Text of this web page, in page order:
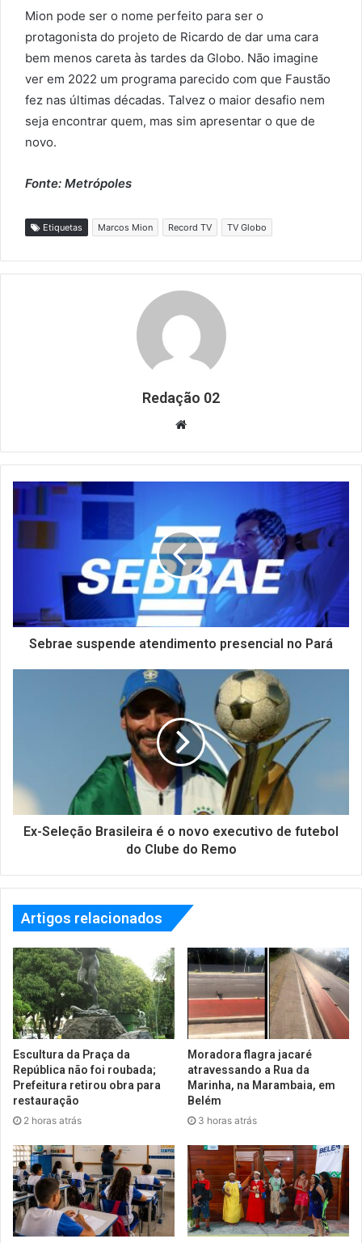
Mion pode ser o nome perfeito para ser o
protagonista do projeto de Ricardo de dar uma cara
bem menos careta às tardes da Globo. Não imagine
ver em 2022 um programa parecido com que Faustão
fez nas últimas décadas. Talvez o maior desafio nem
seja encontrar quem, mas sim apresentar o que de
novo.
Fonte: Metrópoles
Etiquetas Marcos Mion Record TV TV Globo
Redação 02
Website
Sebrae suspende atendimento presencial no Pará
Ex-Seleção Brasileira é o novo executivo de futebol
do Clube do Remo
Artigos relacionados
Escultura da Praça da
República não foi roubada;
Prefeitura retirou obra para
restauração
2 horas atrás
Moradora flagra jacaré
atravessando a Rua da
Marinha, na Marambaia, em
Belém
3 horas atrás